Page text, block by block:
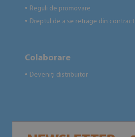
● Reguli de promovare
● Dreptul de a se retrage din contract
Colaborare
● Deveniți distribuitor